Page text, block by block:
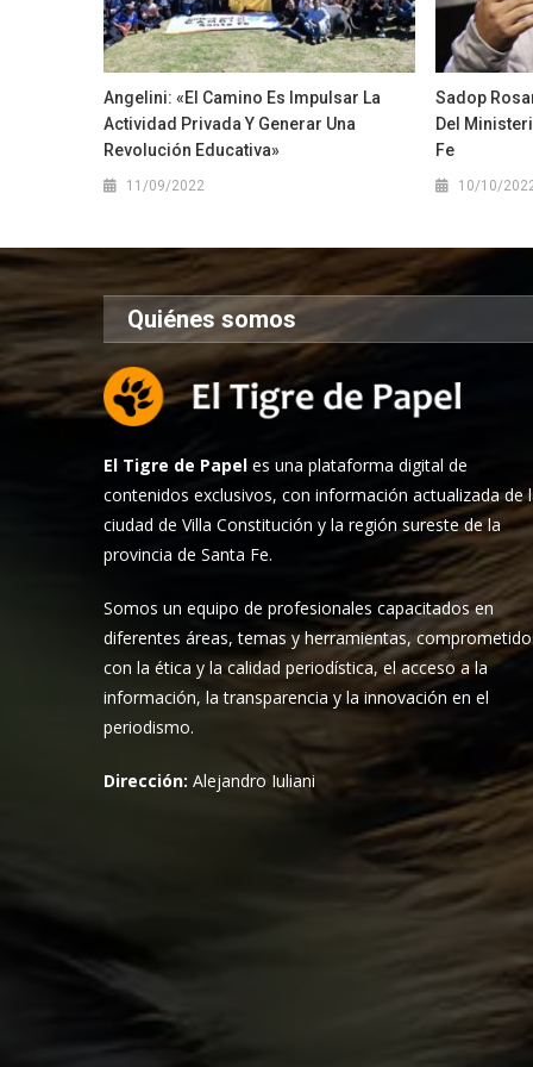
Angelini: «El Camino Es Impulsar La
Actividad Privada Y Generar Una
Revolución Educativa»
11/09/2022
Sadop
Del
Fe
10/10/
Quiénes somos
El Tigre de Papel es una plataforma digital de
contenidos exclusivos, con información actualizada de
ciudad de Villa Constitución y la región sureste de la
provincia de Santa Fe.
Somos un equipo de profesionales capacitados en
diferentes áreas, temas y herramientas,
con la ética y la calidad periodística, el acceso a la
información, la transparencia y la innovación en el
periodismo.
Dirección:Alejandro Iuliani